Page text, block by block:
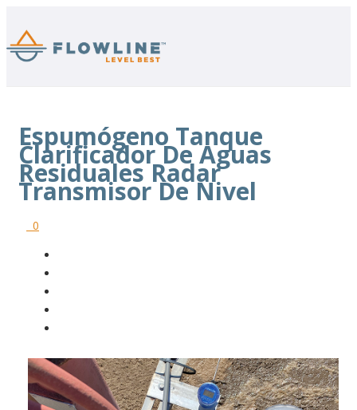
Espumógeno Tanque
Clarificador De Aguas
Residuales Radar
Transmisor De Nivel
0